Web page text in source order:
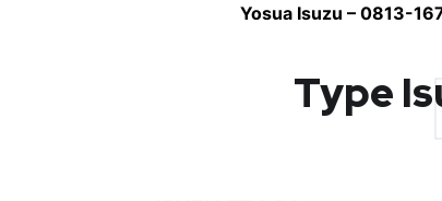
Yosua Isuzu – 0813-
Type